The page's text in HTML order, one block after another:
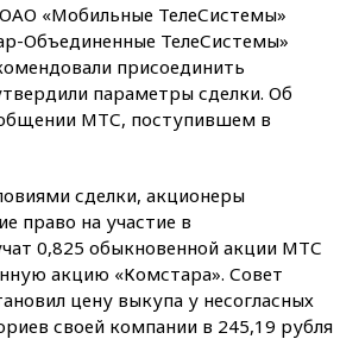
«Мобильные ТелеСистемы»
Объединенные ТелеСистемы»
присоединить
параметры сделки. Об
МТС, поступившем в
сделки, акционеры
право на участие в
0,825 обыкновенной акции МТС
акцию «Комстара». Совет
цену выкупа у несогласных
своей компании в 245,19 рубля